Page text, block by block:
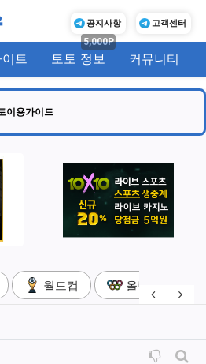
공지사항
5,000P
고객센터
트 토토 정보 커뮤니티
이용가이드
목록
월드컵 올림픽
이전 분류
다
비추천